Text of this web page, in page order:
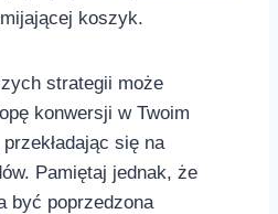
koszyk.
strategii może
konwersji⁢ w Twoim
się na‍
Pamiętaj jednak, że
być poprzedzona